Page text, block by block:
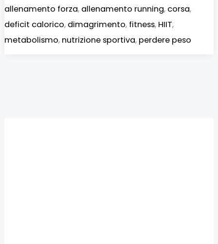
allenamento forza, allenamento running, corsa,
deficit calorico, dimagrimento, fitness, HIIT,
metabolismo, nutrizione sportiva, perdere peso